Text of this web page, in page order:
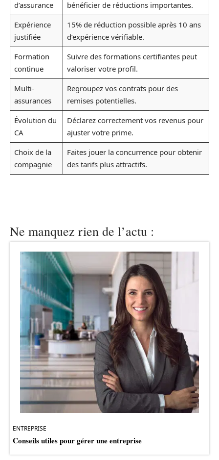
d’assurance
bénéficier de réductions importantes.
Expérience
justifiée
15% de réduction possible après 10 ans
d’expérience vérifiable.
Formation
continue
Suivre des formations certifiantes peut
valoriser votre profil.
Multi-
assurances
Regroupez vos contrats pour des
remises potentielles.
Évolution du
CA
Déclarez correctement vos revenus pour
ajuster votre prime.
Choix de la
compagnie
Faites jouer la concurrence pour obtenir
des tarifs plus attractifs.
Ne manquez rien de l’actu :
ENTREPRISE
Conseils utiles pour gérer une entreprise